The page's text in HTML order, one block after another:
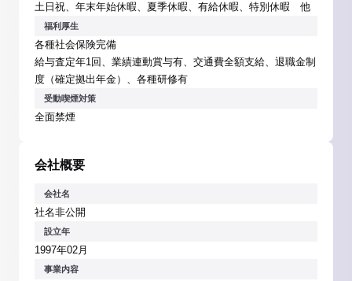
土日祝、年末年始休暇、夏季休暇、有給休暇、特別休暇 他
福利厚生
各種社会保険完備
給与査定年1回、業績連動賞与有、交通費全額支給、退職金制
度（確定拠出年金）、各種研修有
受動喫煙対策
全面禁煙
会社概要
会社名
社名非公開
設立年
1997年02月
事業内容